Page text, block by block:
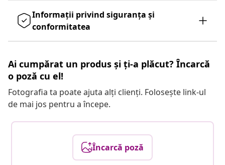
Informații privind siguranța și
conformitatea
Ai cumpărat un produs și ți-a plăcut? Încarcă
o poză cu el!
Fotografia ta poate ajuta alți clienți. Folosește link-ul
de mai jos pentru a începe.
Încarcă poză